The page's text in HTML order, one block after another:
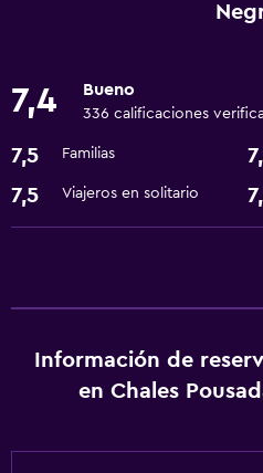
Mesa de billar
Comedor
Minibar
Servicios básicos
Wifi gratis
Piscina
7,4 Bueno
336 calificaciones
7,5 Familias
7,5 Viajeros en solitario
Información de
en Chales